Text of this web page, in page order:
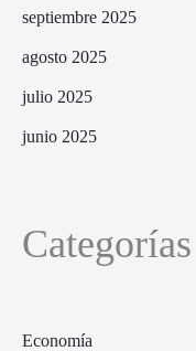
septiembre 2025
agosto 2025
julio 2025
junio 2025
Categorías
Economía